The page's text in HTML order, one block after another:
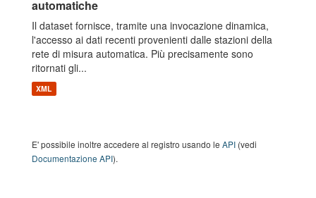
automatiche
Il dataset fornisce, tramite una invocazione dinamica,
l'accesso ai dati recenti provenienti dalle stazioni della
rete di misura automatica. Più precisamente sono
ritornati gli...
XML
E' possibile inoltre accedere al registro usando le API (vedi
Documentazione API).